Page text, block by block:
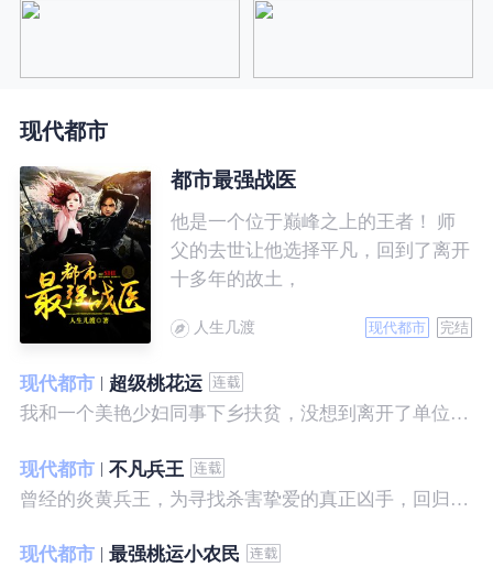
现代都市
都市最强战医
他是一个位于巅峰之上的王者！ 师
父的去世让他选择平凡，回到了离开
十多年的故土，
人生几渡 现代都市 完结
现代都市
超级桃花运
我和一个美艳少妇同事下乡扶贫，没想到离开了单位之后，她就性格大变……
现代都市
不凡兵王
曾经的炎黄兵王，为寻找杀害挚爱的真正凶手，回归都市，开始了一段精彩绝伦的征程。
现代都市
最强桃运小农民